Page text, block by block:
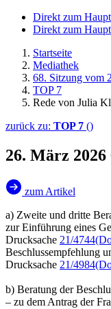
Direkt zum
Direkt zum
Startseite
Mediathek
68. Sitzung vom
TOP 7
Rede von Julia
zurück zu: TOP 7 ()
26. März 2026
zum Artikel
a) Zweite und dritte
zur Einführung eines
Drucksache 21/4744
Beschlussempfehlung
Drucksache 21/4984
b) Beratung der
– zu dem Antrag der